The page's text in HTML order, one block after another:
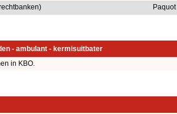
- ambulant - kermisuitbater
in KBO.